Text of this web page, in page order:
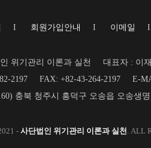
I 회원가입안내 I 이메일
위기관리 이론과 실천
대표자 : 이
2197
FAX: +82-43-264-2197
E-
충북 청주시 흥덕구 오송읍 오송생
- 사단법인 위기관리 이론과 실천. ALL